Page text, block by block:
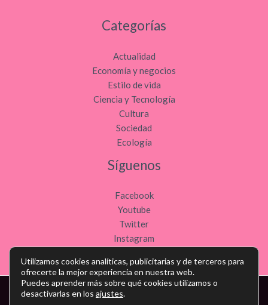
Categorías
Actualidad
Economía y negocios
Estilo de vida
Ciencia y Tecnología
Cultura
Sociedad
Ecología
Síguenos
Facebook
Youtube
Twitter
Instagram
Copyright © Todos los derechos reservados - noticiasdeocio.es
Utilizamos cookies analíticas, publicitarias y de terceros para
ofrecerte la mejor experiencia en nuestra web.
Puedes aprender más sobre qué cookies utilizamos o
desactivarlas en los ajustes.